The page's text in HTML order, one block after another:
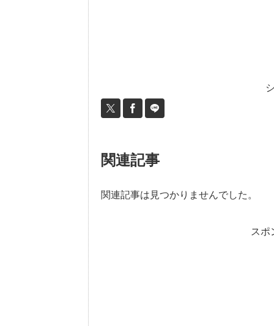
関連記事
関連記事は見つかりませんでした。
スポ